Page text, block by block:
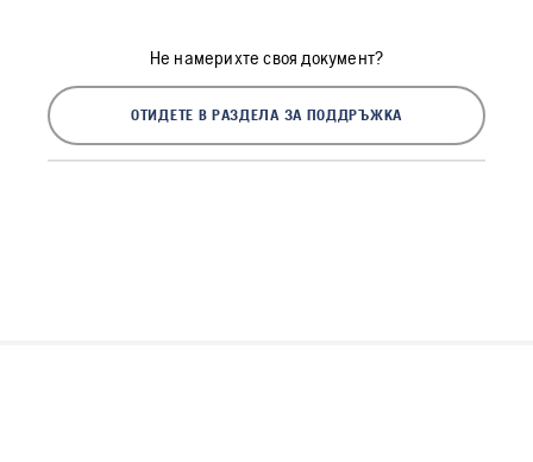
Не намерихте своя документ?
ОТИДЕТЕ В РАЗДЕЛА ЗА ПОДДРЪЖКА